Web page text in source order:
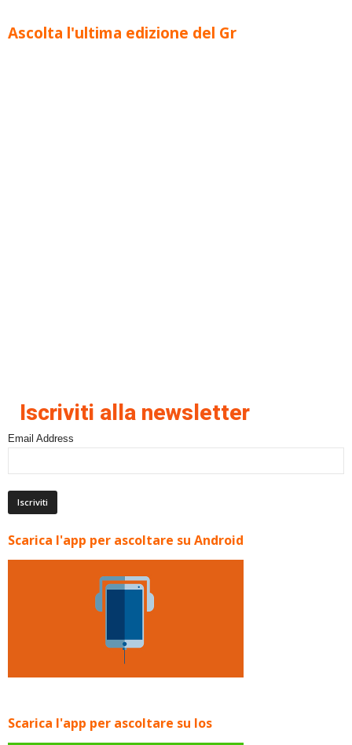
Ascolta l'ultima edizione del Gr
Iscriviti alla newsletter
Email Address
Scarica l'app per ascoltare su Android
Scarica l'app per ascoltare su Ios